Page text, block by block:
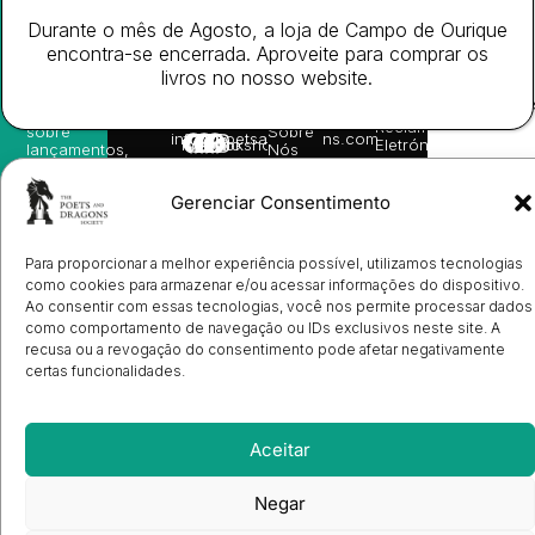
Gerenciar Consentimento
Para proporcionar a melhor experiência possível, utilizamos tecnologias
como cookies para armazenar e/ou acessar informações do dispositivo.
Ao consentir com essas tecnologias, você nos permite processar dados
como comportamento de navegação ou IDs exclusivos neste site. A
recusa ou a revogação do consentimento pode afetar negativamente
certas funcionalidades.
Aceitar
Negar
info@poetsandragons.com
Infantil
Adulto
Bookshop
English
Autores
Eventos
Sobre
Nós
de
Manuscritos
Ilustradores
Registo
de
Livrarias
Política
de
Cookies
Reclamações
Eletrónico
as
nossas
sugestões
sobre
lançamentos,
exclusivas
e
avisos
no seu
e-mail.
2026
Todos
Durante o mês de Agosto, a loja de Campo de Ourique
encontra-se encerrada. Aproveite para comprar os
livros no nosso website.